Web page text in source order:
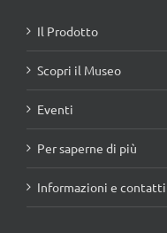
Il Prodotto
Scopri il Museo
Eventi
Per saperne di più
Informazioni e contatti